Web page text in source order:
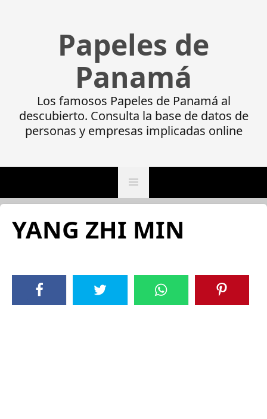
Papeles de
Panamá
Los famosos Papeles de Panamá al
descubierto. Consulta la base de datos de
personas y empresas implicadas online
YANG ZHI MIN